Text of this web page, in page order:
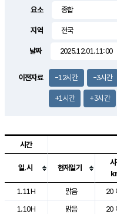
1.6m/s
13.0
요소
지역
날짜
이전자료 -12시간 -3시간
+1시간 +3시간
도시별 기상실황표로 지점, 날
시간
일.시 현재일기
1.11H
맑음 20
1.10H
맑음 20